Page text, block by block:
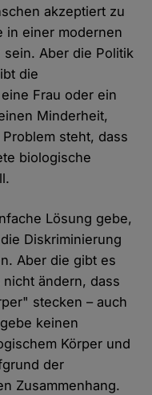
akzeptiert zu
in einer modernen
Aber die Politik
die
Frau oder ein
Minderheit,
steht, dass
biologische
Lösung gebe,
Diskriminierung
Aber die gibt es
ändern, dass
stecken – auch
keinen
Körper und
der
Zusammenhang.